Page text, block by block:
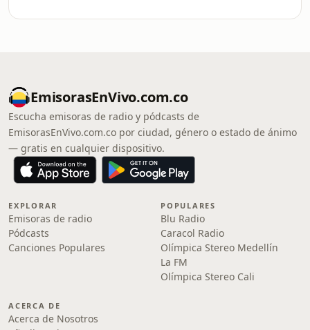
EmisorasEnVivo.com.co
Escucha emisoras de radio y pódcasts de
EmisorasEnVivo.com.co por ciudad, género o estado de ánimo
— gratis en cualquier dispositivo.
EXPLORAR
Emisoras de radio
Pódcasts
Canciones Populares
POPULARES
Blu Radio
Caracol Radio
Olímpica Stereo Medellín
La FM
Olímpica Stereo Cali
ACERCA DE
Acerca de Nosotros